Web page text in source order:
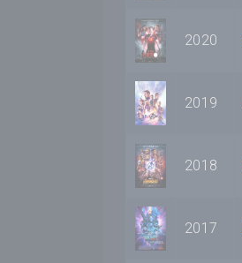
2020
2019
2018
2017